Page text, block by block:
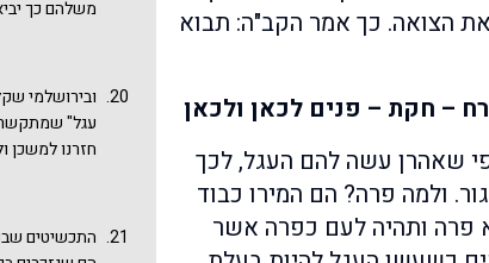
הצואה. כך אמר הקב"ה: תבוא
– חקת – פנים לכאן ולכאן
שאהרן עשה להם העגל, לכך
ולמה פרה? הם המירו כבוד
פרה ותהיה לעם כפרה אשר
משלהם כך
תמימה - על
עליהם
אל אלעזר
שאהרן עשה
תהליך
ובירושלמי
עגל" שמתקשר
חזרנו למשכן
וְחַטָּאתִי נֶגְדִּי
בעיה עם
התכשיטים